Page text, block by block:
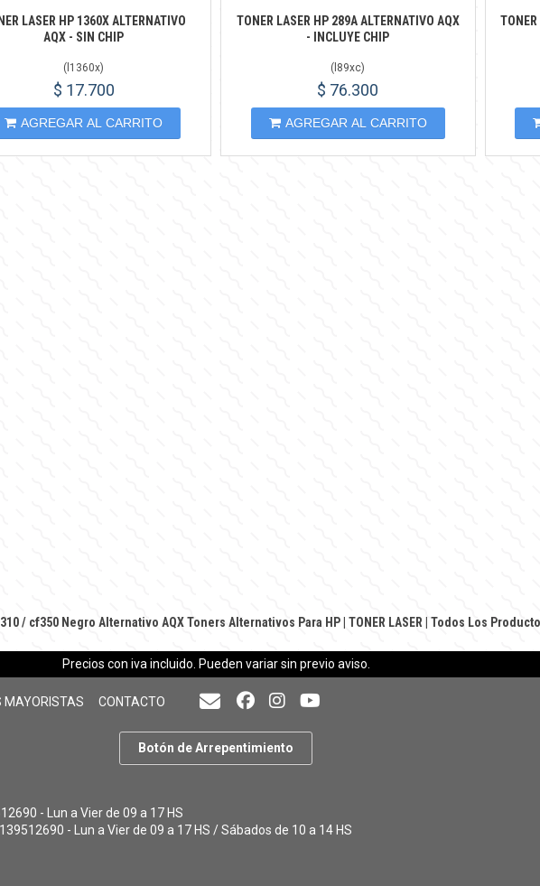
LASER HP 1360X ALTERNATIVO
AQX - SIN CHIP
( l1360x)
$ 17.700
AGREGAR AL CARRITO
TONER LASER HP 289A ALTERNATIVO AQX
- INCLUYE CHIP
( l89xc)
$ 76.300
AGREGAR AL CARRITO
/ cf350 Negro Alternativo AQX Toners Alternativos Para HP| TONER LASER Todos Los
Precios con iva incluido. Pueden variar sin previo aviso.
MAYORISTAS CONTACTO
Botón de Arrepentimiento
- Lun a Vier de 09 a 17 HS
- Lun a Vier de 09 a 17 HS / Sábados de 10 a 14 HS